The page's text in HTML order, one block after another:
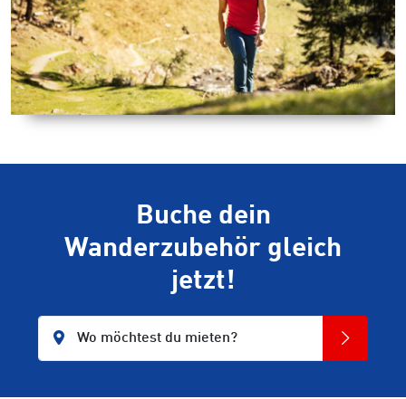
Buche dein
Wanderzubehör gleich
jetzt!
Wo möchtest du mieten?